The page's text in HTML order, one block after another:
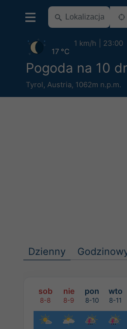
Pogoda na 10
Tyrol, Austria, 1062m n.p.m.
17 °C
1 km/h 23:00
Dzienny
sob nie pon wto
8-8 8-9 8-10 8-11